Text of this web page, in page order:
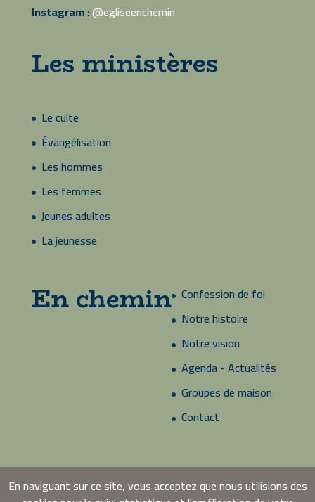
Instagram :@egliseenchemin
Les ministères
Le culte
Évangélisation
Les hommes
Les femmes
Jeunes adultes
La jeunesse
En chemin Confession de foi
Notre histoire
Notre vision
Agenda - Actualités
Groupes de maison
Contact
En naviguant sur ce site, vous acceptez que nous utilisions des